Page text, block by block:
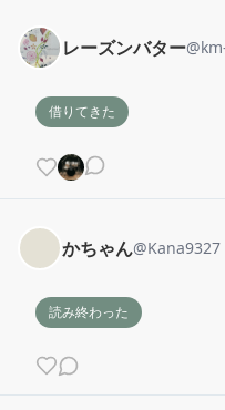
レーズンバター@
借りてきた
かちゃん@Kana9327
読み終わった